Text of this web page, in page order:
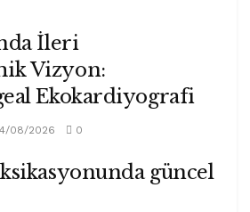
İleri
Vizyon:
Ekokardiyografi
08/2026 0
güncel